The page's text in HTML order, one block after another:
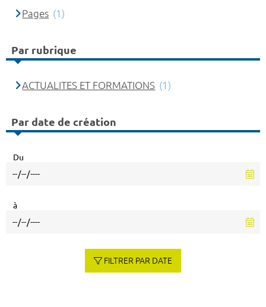
Pages (1)
Par rubrique
ACTUALITES ET FORMATIONS (1)
Par date de création
Du
à
FILTRER PAR DATE